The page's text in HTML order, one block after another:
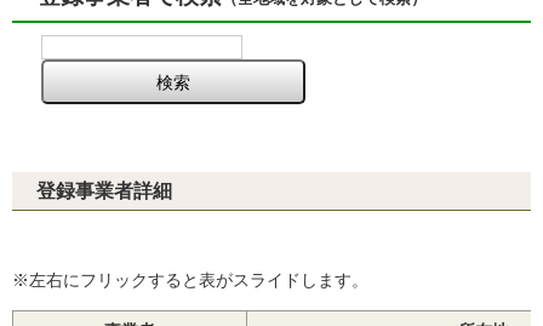
登録事業者詳細
※左右にフリックすると表がスライドします。